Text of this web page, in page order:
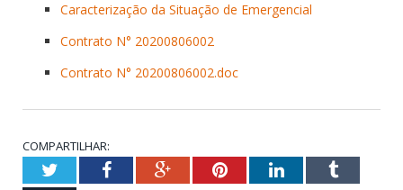
Caracterização da Situação de Emergencial
Contrato N° 20200806002
Contrato N° 20200806002.doc
COMPARTILHAR:
TwitterFacebookGoogle+PinterestLinkedInTumblr